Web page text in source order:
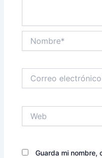
electrónico*
Guarda mi nombre,